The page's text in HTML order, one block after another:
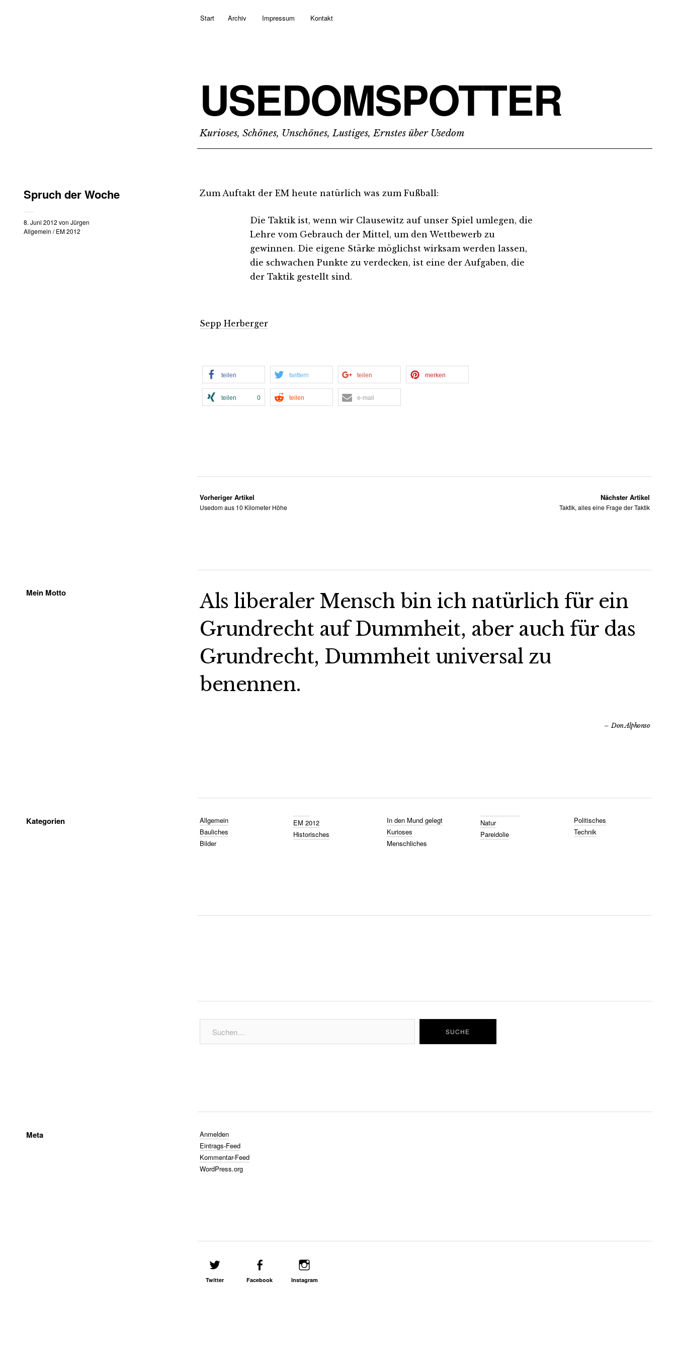
Start Archiv Impressum Kontakt
USEDOMSPOTTER
Kurioses, Schönes, Unschönes, Lustiges, Ernstes über Usedom
Spruch der Woche
8. Juni 2012 von Jürgen
Allgemein /EM 2012
Zum Auftakt der EM heute natürlich was zum Fußball:
Die Taktik ist, wenn wir Clausewitz auf unser Spiel umlegen, die
Lehre vom Gebrauch der Mittel, um den Wettbewerb zu
gewinnen. Die eigene Stärke möglichst wirksam werden lassen,
die schwachen Punkte zu verdecken, ist eine der Aufgaben, die
der Taktik gestellt sind.
Sepp Herberger
teilen twittern teilen merken
teilen 0 teilen e-mail
Vorheriger Artikel
Usedom aus 10 Kilometer Höhe
Nächster Artikel
Taktik, alles eine Frage der Taktik
Mein Motto
Als liberaler Mensch bin ich natürlich für ein
Grundrecht auf Dummheit, aber auch für das
Grundrecht, Dummheit universal zu
benennen.
Don Alphonso
Kategorien
Allgemein
Bauliches
Bilder
EM 2012
Historisches
In den Mund gelegt
Kurioses
Menschliches
Natur
Pareidolie
Politisches
Technik
Meta
Anmelden
Eintrags-Feed
Kommentar-Feed
WordPress.org
Twitter Facebook Instagram